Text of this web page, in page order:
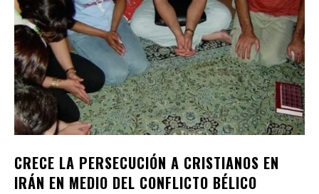
CRECE LA PERSECUCIÓN A CRISTIANOS EN
IRÁN EN MEDIO DEL CONFLICTO BÉLICO